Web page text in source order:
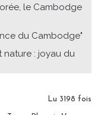
le Cambodge
du Cambodge"
nature : joyau du
Lu 3198 fois